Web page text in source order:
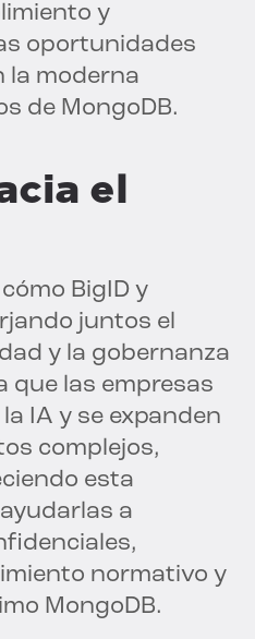
y
oportunidades
la moderna
de MongoDB.
el
BigID y
juntos el
y la gobernanza
que las empresas
IA y se expanden
complejos,
esta
a
normativo y
MongoDB.